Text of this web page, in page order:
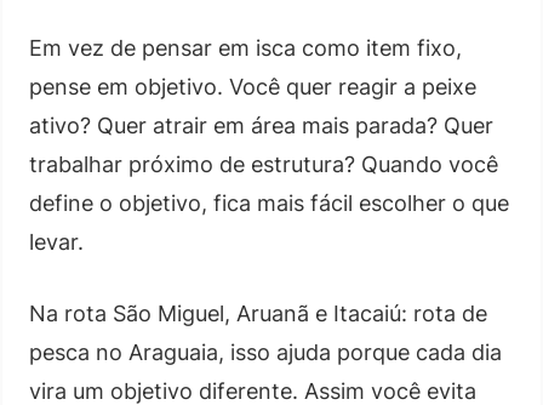
Em vez de pensar em isca como item fixo,
pense em objetivo. Você quer reagir a peixe
ativo? Quer atrair em área mais parada? Quer
trabalhar próximo de estrutura? Quando você
define o objetivo, fica mais fácil escolher o que
levar.
Na rota São Miguel, Aruanã e Itacaiú: rota de
pesca no Araguaia, isso ajuda porque cada dia
vira um objetivo diferente. Assim você evita